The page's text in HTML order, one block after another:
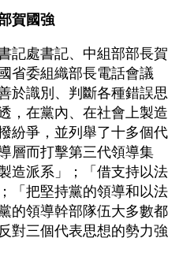
賀國強
記處書記、中組部部長賀
省委組織部長電話會議
於識別、判斷各種錯誤思
，在黨內、在社會上製造
紛爭，並列舉了十多個代
層而打擊第三代領導集
造派系」；「借支持以法
「把堅持黨的領導和以法
的領導幹部隊伍大多數都
對三個代表思想的勢力強